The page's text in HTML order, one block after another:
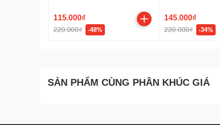
115.000₫
220.000₫ -48%
145.000₫
220.000₫ -34%
SẢN PHẨM CÙNG PHÂN KHÚC GIÁ